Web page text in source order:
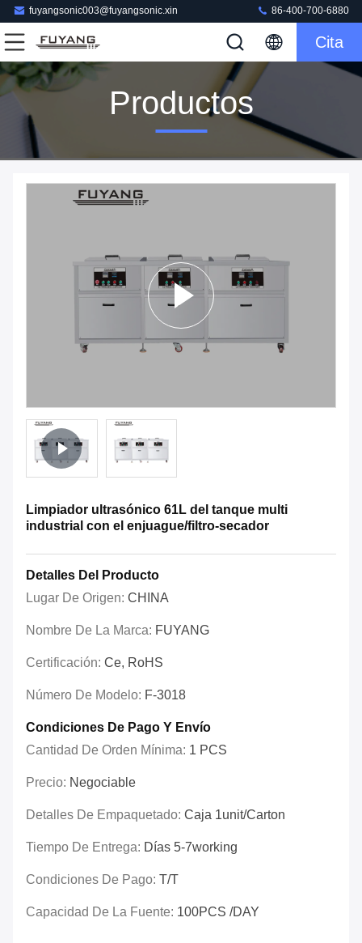
fuyangsonic003@fuyangsonic.xin 86-400-700-6880
Cita
Productos
Limpiador ultrasónico 61L del tanque multi
industrial con el enjuague/filtro-secador
Detalles Del Producto
Lugar De Origen: CHINA
Nombre De La Marca: FUYANG
Certificación: Ce, RoHS
Número De Modelo: F-3018
Condiciones De Pago Y Envío
Cantidad De Orden Mínima: 1 PCS
Precio: Negociable
Detalles De Empaquetado: Caja 1unit/carton
Tiempo De Entrega: Días 5-7working
Condiciones De Pago: T/T
Capacidad De La Fuente: 100PCS /DAY